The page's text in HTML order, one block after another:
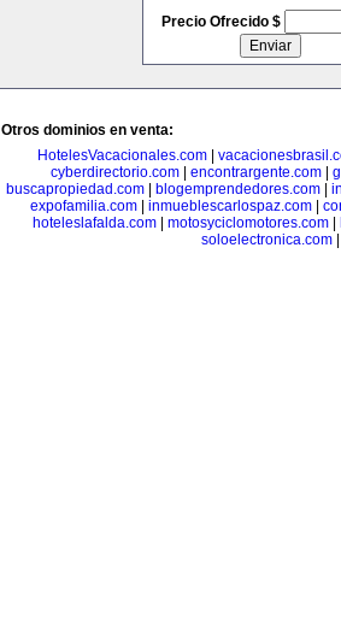
Precio Ofrecido $
Otros dominios en venta:
HotelesVacacionales.com|
cyberdirectorio.com| encontrargente.com|
buscapropiedad.com| blogemprendedores.com|
expofamilia.com| inmueblescarlospaz.com|
hoteleslafalda.com| motosyciclomotores.com|
soloelectronica.com|